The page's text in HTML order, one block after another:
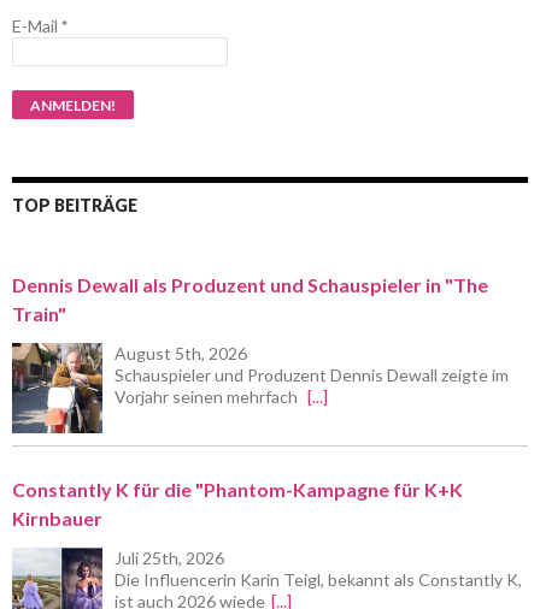
E-Mail *
TOP BEITRÄGE
Dennis Dewall als Produzent und Schauspieler in "The
Train"
August 5th, 2026
Schauspieler und Produzent Dennis Dewall zeigte im
Vorjahr seinen mehrfach
[...]
Constantly K für die "Phantom-Kampagne für K+K
Kirnbauer
Juli 25th, 2026
Die Influencerin Karin Teigl, bekannt als Constantly K,
ist auch 2026 wiede [...]